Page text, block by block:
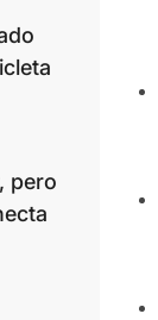
pero